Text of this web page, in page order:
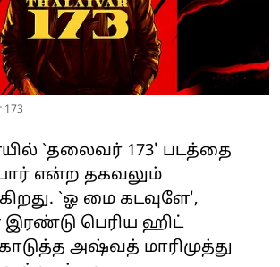
173
`தலைவர் 173' படத்தை
என்ற தகவலும்
`ஓ மை கடவுளே',
இரண்டு பெரிய ஹிட்
அஷ்வத் மாரிமுத்து